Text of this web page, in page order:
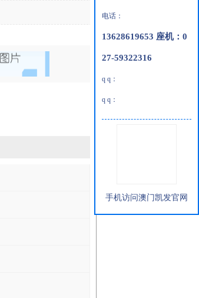
电话：
13628619653 座机：0
27-59322316
q q：
q q：
手机访问澳门凯发官网